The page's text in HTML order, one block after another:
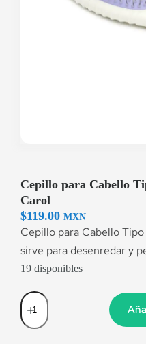
Cepillo para Cabello
Carol
$119.00 MXN
Cepillo para Cabello
sirve para desenredar y
19 disponibles